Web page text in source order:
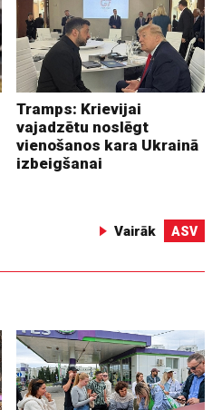
Tramps: Krievijai
vajadzētu noslēgt
vienošanos kara Ukrainā
izbeigšanai
Vairāk ASV